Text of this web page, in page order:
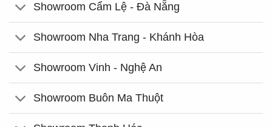
Showroom Cẩm Lệ - Đà Nẵng
Showroom Nha Trang - Khánh Hòa
Showroom Vinh - Nghệ An
Showroom Buôn Ma Thuột